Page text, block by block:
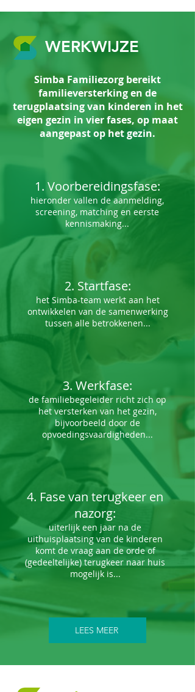
WERKWIJZE
Simba Familiezorg bereikt
familieversterking en de
terugplaatsing van kinderen in het
eigen gezin in vier fases, op maat
aangepast op het gezin.
1. Voorbereidingsfase:
hieronder vallen de aanmelding,
screening, matching en eerste
kennismaking...
2. Startfase:
het Simba-team werkt aan het
ontwikkelen van de samenwerking
tussen alle betrokkenen...
3. Werkfase:
de familiebegeleider richt zich op
het versterken van het gezin,
bijvoorbeeld door de
opvoedingsvaardigheden...
4. Fase van terugkeer en
nazorg:
uiterlijk een jaar na de
uithuisplaatsing van de kinderen
komt de vraag aan de orde of
(gedeeltelijke) terugkeer naar huis
mogelijk is...
LEES MEER